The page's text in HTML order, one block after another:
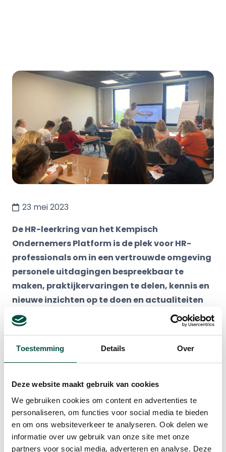
Toestemming Details Over
Deze website maakt gebruik van cookies
We gebruiken cookies om content en advertenties te
personaliseren, om functies voor social media te bieden
en om ons websiteverkeer te analyseren. Ook delen we
informatie over uw gebruik van onze site met onze
partners voor social media, adverteren en analyse. Deze
23 mei 2023
De HR-leerkring van het Kempisch
Ondernemers Platform is de plek voor HR-
professionals om in een vertrouwde omgeving
personele uitdagingen bespreekbaar te
maken, praktijkervaringen te delen, kennis en
nieuwe inzichten op te doen en actualiteiten
door te nemen.
Vandaag op de agenda: Bewustwording: hoe
krijg je je leidinggevenden mee in
Leren en
Innoveren?
Andere manier van kijken
Erik Giebels van de Learning Waves uit Veldhoven
nam de ruim 25 aanwezige HR-professionals mee
tijdens een interactieve, praktijkgerichte